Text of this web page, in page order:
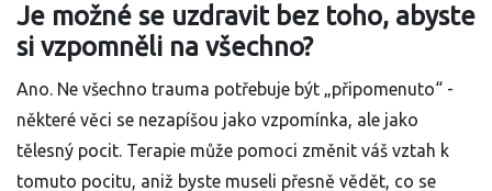
Je možné se uzdravit bez toho, abyste
si vzpomněli na všechno?
Ano. Ne všechno trauma potřebuje být „připomenuto“ -
některé věci se nezapíšou jako vzpomínka, ale jako
tělesný pocit. Terapie může pomoci změnit váš vztah k
tomuto pocitu, aniž byste museli přesně vědět, co se